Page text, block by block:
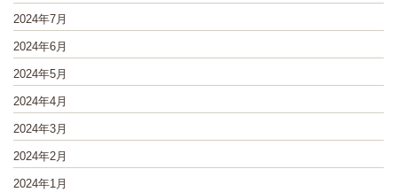
2024年7月
2024年6月
2024年5月
2024年4月
2024年3月
2024年2月
2024年1月